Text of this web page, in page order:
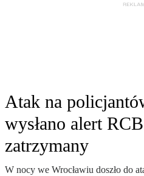
Atak na
wysłano alert
zatrzymany
W nocy we Wrocławiu doszło do